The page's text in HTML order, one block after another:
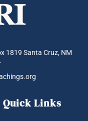
1819 Santa Cruz, NM
Quick Links